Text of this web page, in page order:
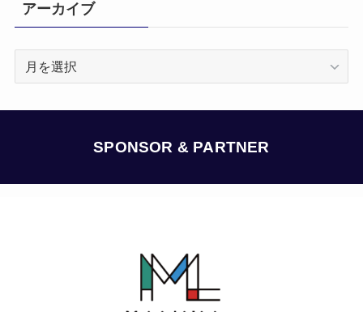
アーカイブ
SPONSOR & PARTNER